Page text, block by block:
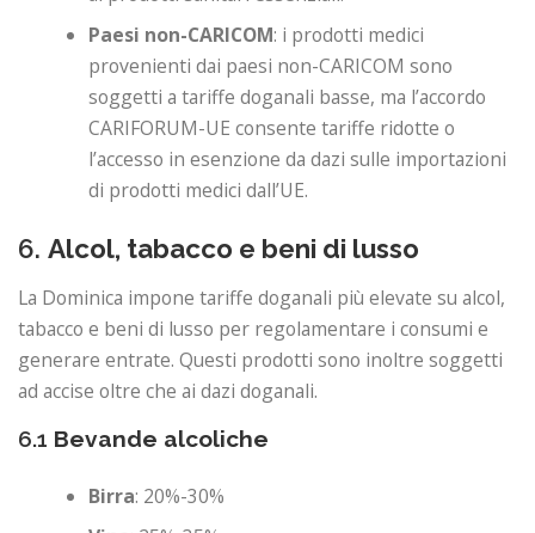
Paesi non-CARICOM: i prodotti medici
provenienti dai paesi non-CARICOM sono
soggetti a tariffe doganali basse, ma l’accordo
CARIFORUM-UE consente tariffe ridotte o
l’accesso in esenzione da dazi sulle importazioni
di prodotti medici dall’UE.
6. Alcol, tabacco e beni di lusso
La Dominica impone tariffe doganali più elevate su alcol,
tabacco e beni di lusso per regolamentare i consumi e
generare entrate. Questi prodotti sono inoltre soggetti
ad accise oltre che ai dazi doganali.
6.1 Bevande alcoliche
Birra: 20%-30%